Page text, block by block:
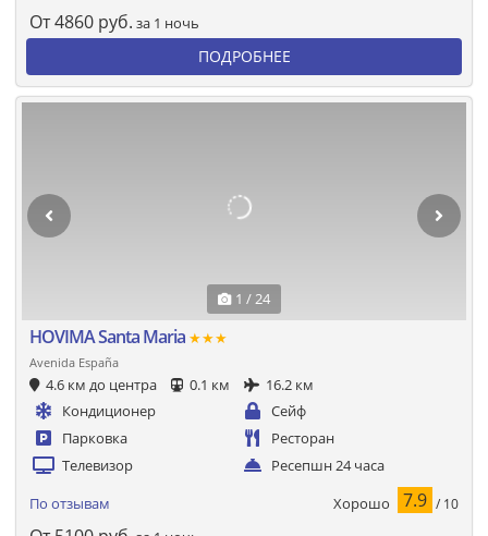
От4860 руб. за 1 ночь
ПОДРОБНЕЕ
1 / 24
HOVIMA Santa Maria ★★★
Avenida España
4.6 км до центра 0.1 км
16.2 км
Кондиционер
Сейф
Парковка
Ресторан
Телевизор
Ресепшн 24 часа
По отзывам Хорошо 7.9 / 10